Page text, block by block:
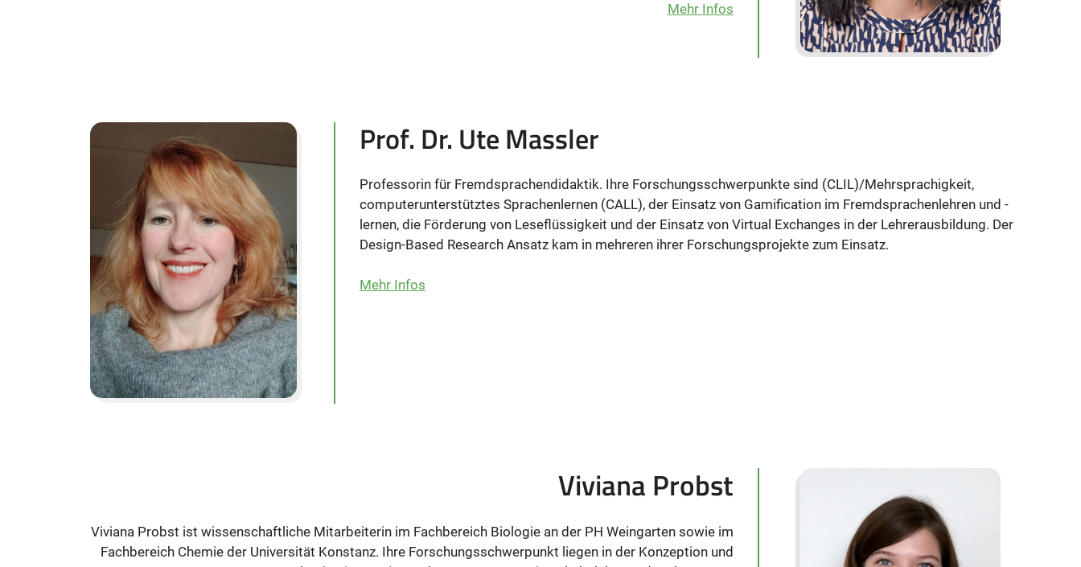
Mehr Infos
Prof. Dr. Ute Massler
Professorin für Fremdsprachendidaktik. Ihre Forschungsschwerpunkte sind (CLIL)/Mehrsprachigkeit,
computerunterstütztes Sprachenlernen (CALL), der Einsatz von Gamification im Fremdsprachenlehren und -
lernen, die Förderung von Leseflüssigkeit und der Einsatz von Virtual Exchanges in der Lehrerausbildung. Der
Design-Based Research Ansatz kam in mehreren ihrer Forschungsprojekte zum Einsatz.
Mehr Infos
Viviana Probst
Viviana Probst ist wissenschaftliche Mitarbeiterin im Fachbereich Biologie an der PH Weingarten sowie im
Fachbereich Chemie der Universität Konstanz. Ihre Forschungsschwerpunkt liegen in der Konzeption und